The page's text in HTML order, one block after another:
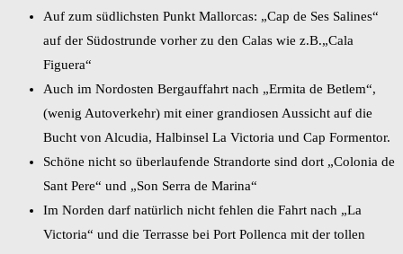
Auf zum südlichsten Punkt Mallorcas: „Cap de Ses Salines“
auf der Südostrunde vorher zu den Calas wie z.B.„Cala
Figuera“
Auch im Nordosten Bergauffahrt nach „Ermita de Betlem“,
(wenig Autoverkehr) mit einer grandiosen Aussicht auf die
Bucht von Alcudia, Halbinsel La Victoria und Cap Formentor.
Schöne nicht so überlaufende Strandorte sind dort „Colonia de
Sant Pere“ und „Son Serra de Marina“
Im Norden darf natürlich nicht fehlen die Fahrt nach „La
Victoria“ und die Terrasse bei Port Pollenca mit der tollen